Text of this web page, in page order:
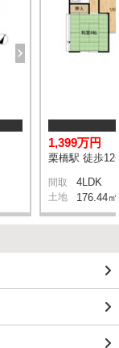
1,399万円
栗橋駅 徒歩12
間取 4LDK
土地 176.44㎡